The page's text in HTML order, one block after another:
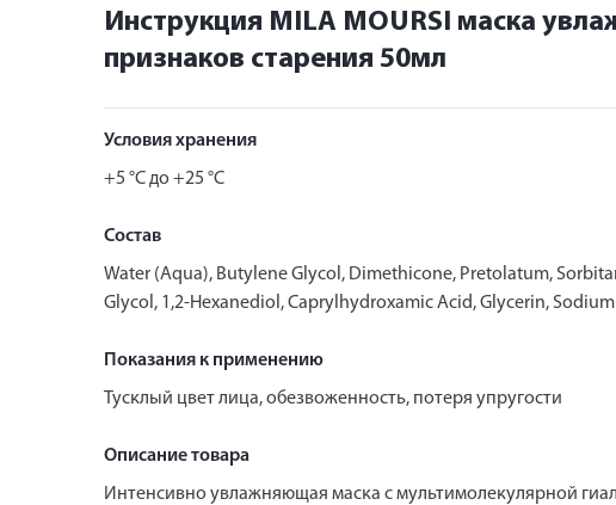
Инструкция MILA MOURSI маска
признаков старения 50мл
Условия хранения
+5 °C до +25 °C
Состав
Water (Aqua), Butylene Glycol, Dimethicone, Pretolatum,
Glycol, 1,2-Hexanediol, Caprylhydroxamic Acid, Glycerin,
Показания к применению
Тусклый цвет лица, обезвоженность, потеря упругости
Описание товара
Интенсивно увлажняющая маска с мультимолекулярной